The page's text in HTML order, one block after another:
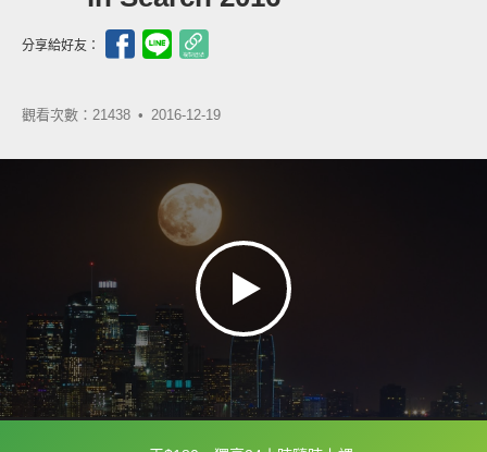
分享給好友：
觀看次數：21438 • 2016-12-19